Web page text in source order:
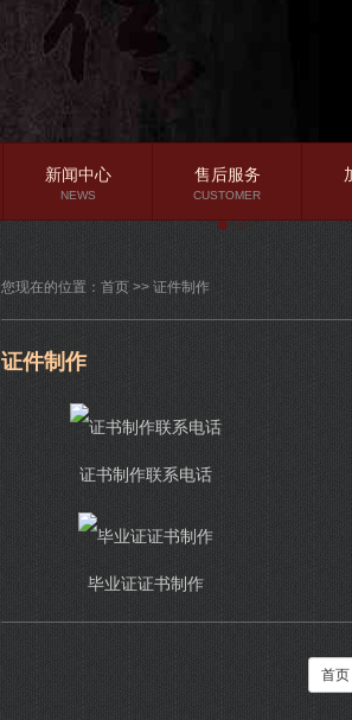
行业资讯
常见问题
新闻中心
NEWS
售后服务
CUSTOMER
您现在的位置： 首页 >> 证件制作
证件制作
证书制作联系电话
毕业证证书制作
首页